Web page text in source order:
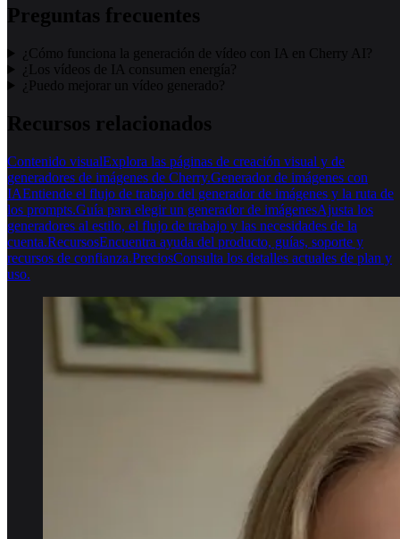
Preguntas frecuentes
¿Cómo funciona la generación de vídeo con IA en Cherry AI?
¿Los vídeos de IA consumen energía?
¿Puedo mejorar un vídeo generado?
Recursos relacionados
Contenido visualExplora las páginas de creación visual y de
generadores de imágenes de Cherry.Generador de imágenes con
IAEntiende el flujo de trabajo del generador de imágenes y la ruta de
los prompts.Guía para elegir un generador de imágenesAjusta los
generadores al estilo, el flujo de trabajo y las necesidades de la
cuenta.RecursosEncuentra ayuda del producto, guías, soporte y
recursos de confianza.PreciosConsulta los detalles actuales de plan y
uso.